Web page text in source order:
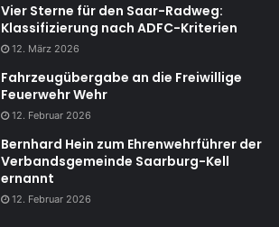
Vier Sterne für den Saar-Radweg:
Klassifizierung nach ADFC-Kriterien
12. März 2026
Fahrzeugübergabe an die Freiwillige
Feuerwehr Wehr
12. Februar 2026
Bernhard Hein zum Ehrenwehrführer der
Verbandsgemeinde Saarburg-Kell
ernannt
12. Februar 2026